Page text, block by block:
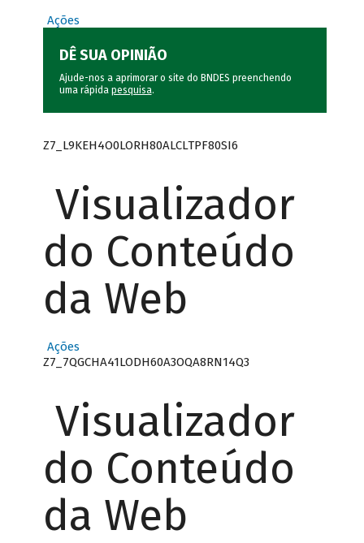
Ações
DÊ SUA OPINIÃO
Ajude-nos a aprimorar o site do BNDES preenchendo
uma rápida pesquisa.
Z7_L9KEH4O0LORH80ALCLTPF80SI6
Visualizador
do Conteúdo
da Web
Ações
Z7_7QGCHA41LODH60A3OQA8RN14Q3
Visualizador
do Conteúdo
da Web